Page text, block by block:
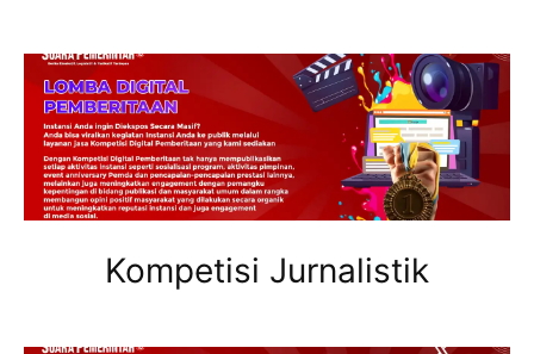
Kompetisi Jurnalistik